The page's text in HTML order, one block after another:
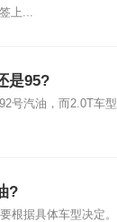
上...
是95?
号汽油，而2.0T车型
?
根据具体车型决定。